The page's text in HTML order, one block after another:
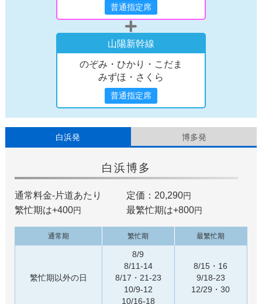
普通指定席
山陽新幹線
のぞみ・ひかり・こだま
みずほ・さくら
普通指定席
白浜発 博多発
白浜博多
通常料金-片道あたり 定価：20,290円
繁忙期は+400円 最繁忙期は+800円
通常期 繁忙期 最繁忙期
繁忙期以外の日
8/9
8/11-14
8/17・21-23
10/9-12
10/16-18
8/15・16
9/18-23
12/29・30